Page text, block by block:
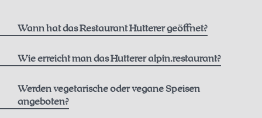
Wann hat das Restaurant Hutterer geöffnet?
hier.
Wie erreicht man das Hutterer alpin.restaurant?
Werden vegetarische oder vegane Speisen
angeboten?